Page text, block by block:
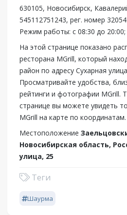
630105, Новосибирск,
545112751243, рег. номер
Режим работы: с 08:30 до 20:00;
На этой странице показано
ресторана MGrill, который
район по адресу Сухарная
Просматривайте удобства,
рейтинги и фотографии MGrill.
странице вы можете увидеть
MGrill на карте по координатам.
Местоположение
Новосибирская область,
улица, 25
Теги
Шаурма